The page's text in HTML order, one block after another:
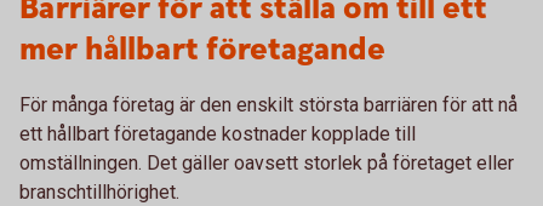
Barriärer för att ställa om till ett
mer hållbart företagande
För många företag är den enskilt största barriären för att nå
ett hållbart företagande kostnader kopplade till
omställningen. Det gäller oavsett storlek på företaget eller
branschtillhörighet.